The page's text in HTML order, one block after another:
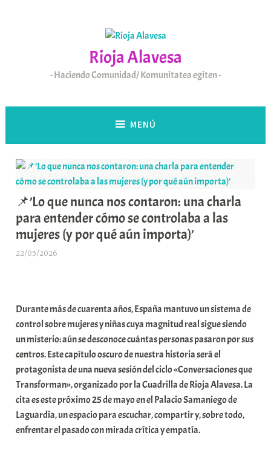
Rioja Alavesa
Haciendo Comunidad/ Komunitatea egiten
MENÚ
📌’Lo que nunca nos contaron: una charla
para entender cómo se controlaba a las
mujeres (y por qué aún importa)’
22/05/2026
a
r
E
r
r
i
o
x
a
Durante más de cuarenta años, España mantuvo un sistema de
control sobre mujeres y niñas cuya magnitud real sigue siendo
un misterio: aún se desconoce cuántas personas pasaron por sus
centros. Este capítulo oscuro de nuestra historia será el
protagonista de una nueva sesión del ciclo «Conversaciones que
Transforman», organizado por la Cuadrilla de Rioja Alavesa. La
cita es este próximo 25 de mayo en el Palacio Samaniego de
Laguardia, un espacio para escuchar, compartir y, sobre todo,
enfrentar el pasado con mirada crítica y empatía.